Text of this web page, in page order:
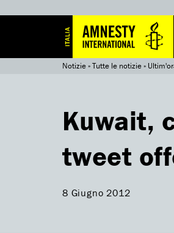
Notizie»Tutte le notizie»
Kuwait,
tweet
8 Giugno 2012